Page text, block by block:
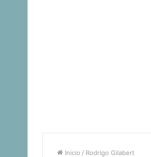
Inicio / Rodrigo Gilabert